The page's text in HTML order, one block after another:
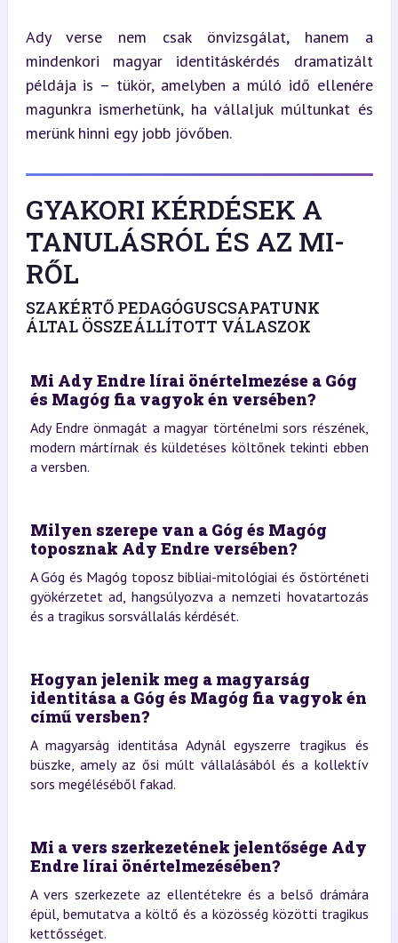
Ady verse nem csak önvizsgálat, hanem a
mindenkori magyar identitáskérdés dramatizált
példája is – tükör, amelyben a múló idő ellenére
magunkra ismerhetünk, ha vállaljuk múltunkat és
merünk hinni egy jobb jövőben.
GYAKORI KÉRDÉSEK A
TANULÁSRÓL ÉS AZ MI-
RŐL
SZAKÉRTŐ PEDAGÓGUSCSAPATUNK
ÁLTAL ÖSSZEÁLLÍTOTT VÁLASZOK
Mi Ady Endre lírai önértelmezése a Góg
és Magóg fia vagyok én versében?
Ady Endre önmagát a magyar történelmi sors részének,
modern mártírnak és küldetéses költőnek tekinti ebben
a versben.
Milyen szerepe van a Góg és Magóg
toposznak Ady Endre versében?
A Góg és Magóg toposz bibliai-mitológiai és őstörténeti
gyökérzetet ad, hangsúlyozva a nemzeti hovatartozás
és a tragikus sorsvállalás kérdését.
Hogyan jelenik meg a magyarság
identitása a Góg és Magóg fia vagyok én
című versben?
A magyarság identitása Adynál egyszerre tragikus és
büszke, amely az ősi múlt vállalásából és a kollektív
sors megéléséből fakad.
Mi a vers szerkezetének jelentősége Ady
Endre lírai önértelmezésében?
A vers szerkezete az ellentétekre és a belső drámára
épül, bemutatva a költő és a közösség közötti tragikus
kettősséget.